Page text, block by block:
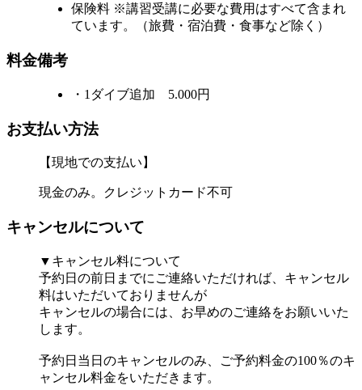
保険料 ※講習受講に必要な費用はすべて含まれ
ています。（旅費・宿泊費・食事など除く）
料金備考
・1ダイブ追加 5.000円
お支払い方法
【現地での支払い】
現金のみ。クレジットカード不可
キャンセルについて
▼キャンセル料について
予約日の前日までにご連絡いただければ、キャンセル
料はいただいておりませんが
キャンセルの場合には、お早めのご連絡をお願いいた
します。
予約日当日のキャンセルのみ、ご予約料金の100％のキ
ャンセル料金をいただきます。